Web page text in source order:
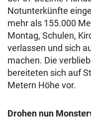
Notunterkünfte
mehr als 155.000
Montag, Schulen,
verlassen und sich
machen. Die
bereiteten sich auf
Metern Höhe vor.
Drohen nun